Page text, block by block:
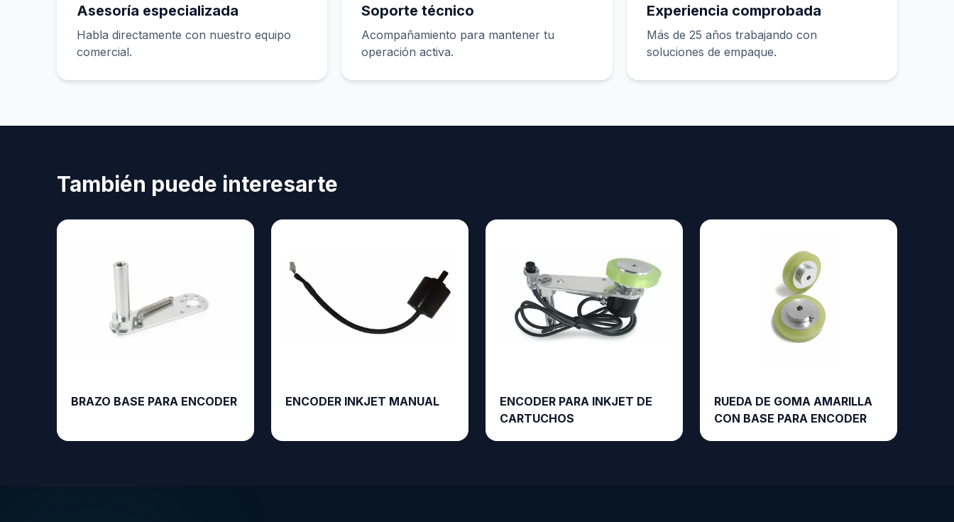
Asesoría especializada
Habla directamente con nuestro equipo
comercial.
Soporte técnico
Acompañamiento para mantener tu
operación activa.
Experiencia comprobada
Más de 25 años trabajando con
soluciones de empaque.
También puede interesarte
BRAZO BASE PARA ENCODER ENCODER INKJET MANUAL
ENCODER PARA INKJET DE
CARTUCHOS
RUEDA DE GOMA AMARILLA
CON BASE PARA ENCODER